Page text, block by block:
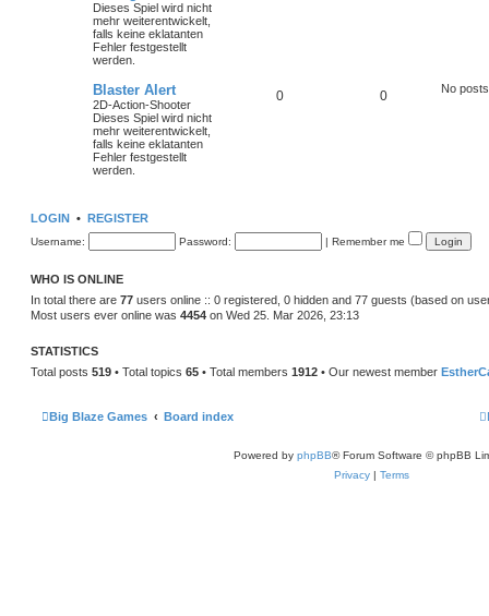
Dieses Spiel wird nicht
mehr weiterentwickelt,
falls keine eklatanten
Fehler festgestellt
werden.
Blaster Alert
2D-Action-Shooter
Dieses Spiel wird nicht
mehr weiterentwickelt,
falls keine eklatanten
Fehler festgestellt
werden.
0 0 No posts
LOGIN • REGISTER
Username: Password: | Remember me
WHO IS ONLINE
In total there are 77 users online :: 0 registered, 0 hidden and 77 guests (based on
Most users ever online was 4454 on Wed 25. Mar 2026, 23:13
STATISTICS
Total posts 519 • Total topics 65 • Total members 1912 • Our newest member
Big Blaze Games Board index
Powered by phpBB® Forum Software © phpBB
Privacy | Terms